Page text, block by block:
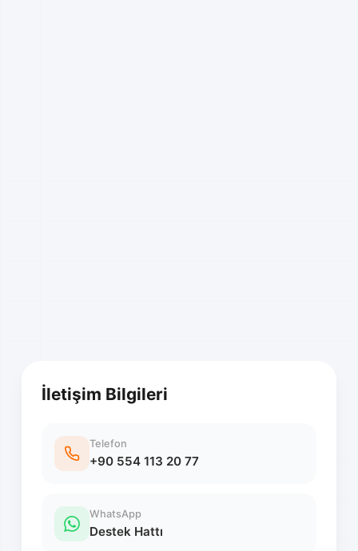
İletişim Bilgileri
Telefon
+90 554 113 20 77
WhatsApp
Destek Hattı